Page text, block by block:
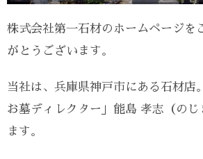
最後に、お墓のあるべき姿を追求され
服します。納骨室に水がはいらない構
の工夫等。後に墓じまいをしました田
られた時代にもよりますが、こういっ
今回、お礼が遅くなり大変失礼しまし
て、お墓の変化を見てみたかったので
表面はそのままでした。からぶきした
汚れておらず、立派なお墓が立ったと
株式会社第一石材のホームページを
がとうございます。
当社は、兵庫県神戸市にある石材店
お墓ディレクター」能島 孝志（のじ
ます。